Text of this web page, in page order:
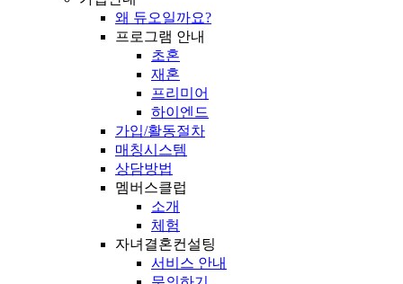
왜 듀오일까요?
프로그램 안내
초혼
재혼
프리미어
하이엔드
가입/활동절차
매칭시스템
상담방법
멤버스클럽
소개
체험
자녀결혼컨설팅
서비스 안내